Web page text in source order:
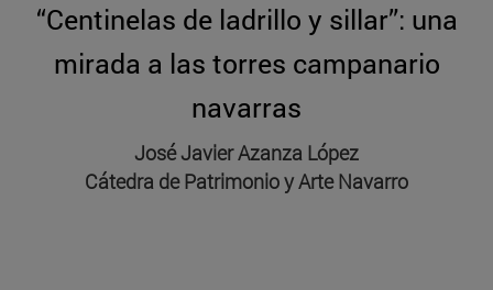
“Centinelas de ladrillo y sillar”: una
mirada a las torres campanario
navarras
José Javier Azanza López
Cátedra de Patrimonio y Arte Navarro